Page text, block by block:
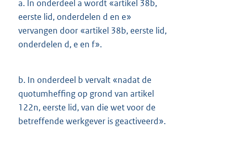
a. In onderdeel a wordt «artikel 38b,
eerste lid, onderdelen d en e»
vervangen door «artikel 38b, eerste lid,
onderdelen d, e en f».
b. In onderdeel b vervalt «nadat de
quotumheffing op grond van artikel
122n, eerste lid, van die wet voor de
betreffende werkgever is geactiveerd».